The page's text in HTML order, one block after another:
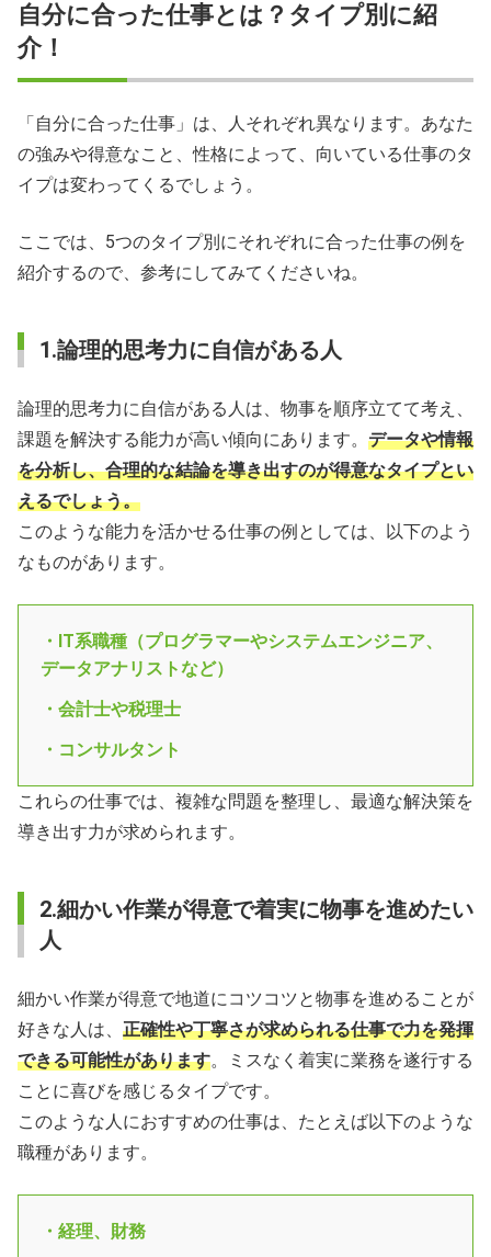
自分に合った仕事とは？タイプ別に紹
介！
「自分に合った仕事」は、人それぞれ異なります。あなた
の強みや得意なこと、性格によって、向いている仕事のタ
イプは変わってくるでしょう。
ここでは、5つのタイプ別にそれぞれに合った仕事の例を
紹介するので、参考にしてみてくださいね。
1.論理的思考力に自信がある人
論理的思考力に自信がある人は、物事を順序立てて考え、
課題を解決する能力が高い傾向にあります。 データや情報
を分析し、合理的な結論を導き出すのが得意なタイプとい
えるでしょう。
このような能力を活かせる仕事の例としては、以下のよう
なものがあります。
・IT系職種（プログラマーやシステムエンジニア、
データアナリストなど）
・会計士や税理士
・コンサルタント
これらの仕事では、複雑な問題を整理し、最適な解決策を
導き出す力が求められます。
2.細かい作業が得意で着実に物事を進めたい
人
細かい作業が得意で地道にコツコツと物事を進めることが
好きな人は、 正確性や丁寧さが求められる仕事で力を発揮
できる可能性があります。ミスなく着実に業務を遂行する
ことに喜びを感じるタイプです。
このような人におすすめの仕事は、たとえば以下のような
職種があります。
・経理、財務